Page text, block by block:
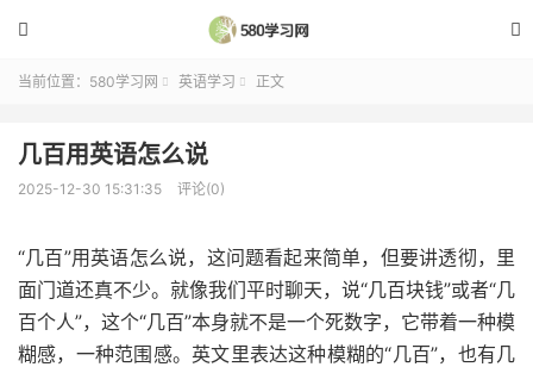


当前位置： 580学习网  英语学习  正文
几百用英语怎么说
2025-12-30 15:31:35 评论(0)
“几百”用英语怎么说，这问题看起来简单，但要讲透彻，里
面门道还真不少。就像我们平时聊天，说“几百块钱”或者“几
百个人”，这个“几百”本身就不是一个死数字，它带着一种模
糊感，一种范围感。英文里表达这种模糊的“几百”，也有几